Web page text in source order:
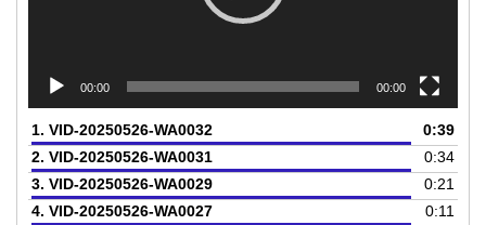
00:00 00:00
1. VID-20250526-WA0032
0:39
2. VID-20250526-WA0031
0:34
3. VID-20250526-WA0029
0:21
4. VID-20250526-WA0027
0:11